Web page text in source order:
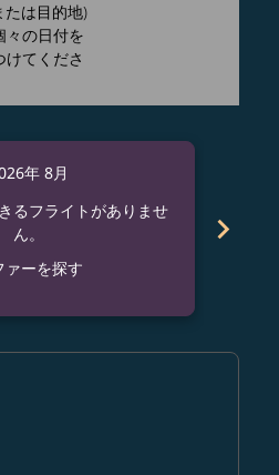
は目的地)
々の日付を
てくださ
年 8月
るフライトがありませ
ん。
ァーを探す
chevron_right